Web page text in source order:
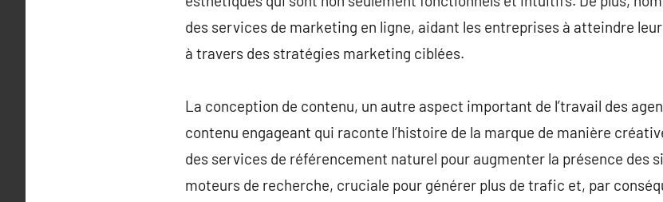
des services de marketing en ligne, aidant les entreprises à atteindre
à travers des stratégies marketing ciblées.
La conception de contenu, un autre aspect important de l’travail des
contenu engageant qui raconte l’histoire de la marque de manière
des services de référencement naturel pour augmenter la présence des
moteurs de recherche, cruciale pour générer plus de trafic et, par